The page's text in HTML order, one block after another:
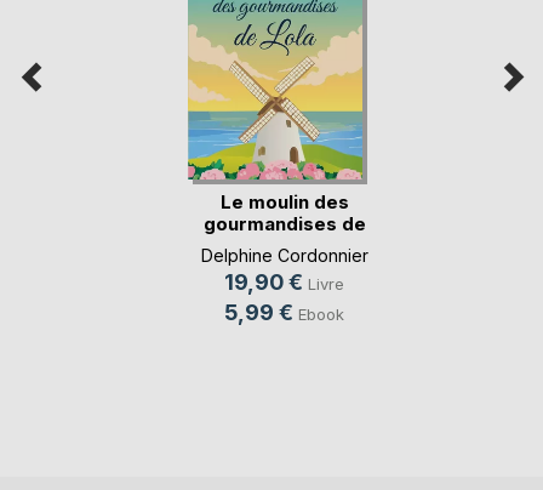
Le moulin des
gourmandises de
Lola
Delphine Cordonnier
19,90 € Livre
5,99 € Ebook